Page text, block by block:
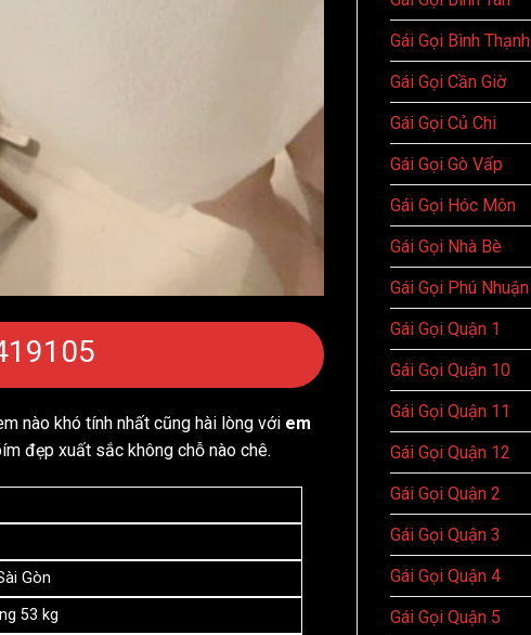
nào khó tính nhất cũng hài lòng với em
đẹp xuất sắc không chỗ nào chê.
Gòn
53 kg
Gái Gọi Bình Thạnh
Gái Gọi Cần Giờ
Gái Gọi Củ Chi
Gái Gọi Gò Vấp
Gái Gọi Hóc Môn
Gái Gọi Nhà Bè
Gái Gọi Phú Nhuận
Gái Gọi Quận 1
Gái Gọi Quận 10
Gái Gọi Quận 11
Gái Gọi Quận 12
Gái Gọi Quận 2
Gái Gọi Quận 3
Gái Gọi Quận 4
Gái Gọi Quận 5